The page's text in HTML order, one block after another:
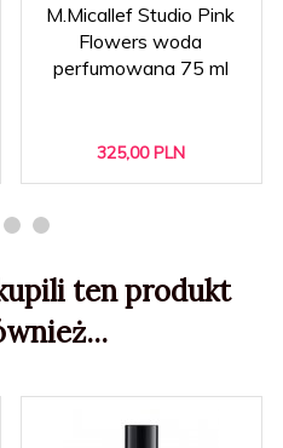
M.Micallef Studio Pink
Flowers woda
perfumowana 75 ml
325,00 PLN
ten produkt